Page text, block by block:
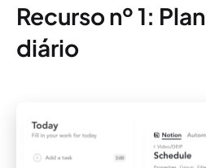
Recurso nº 1:
diário